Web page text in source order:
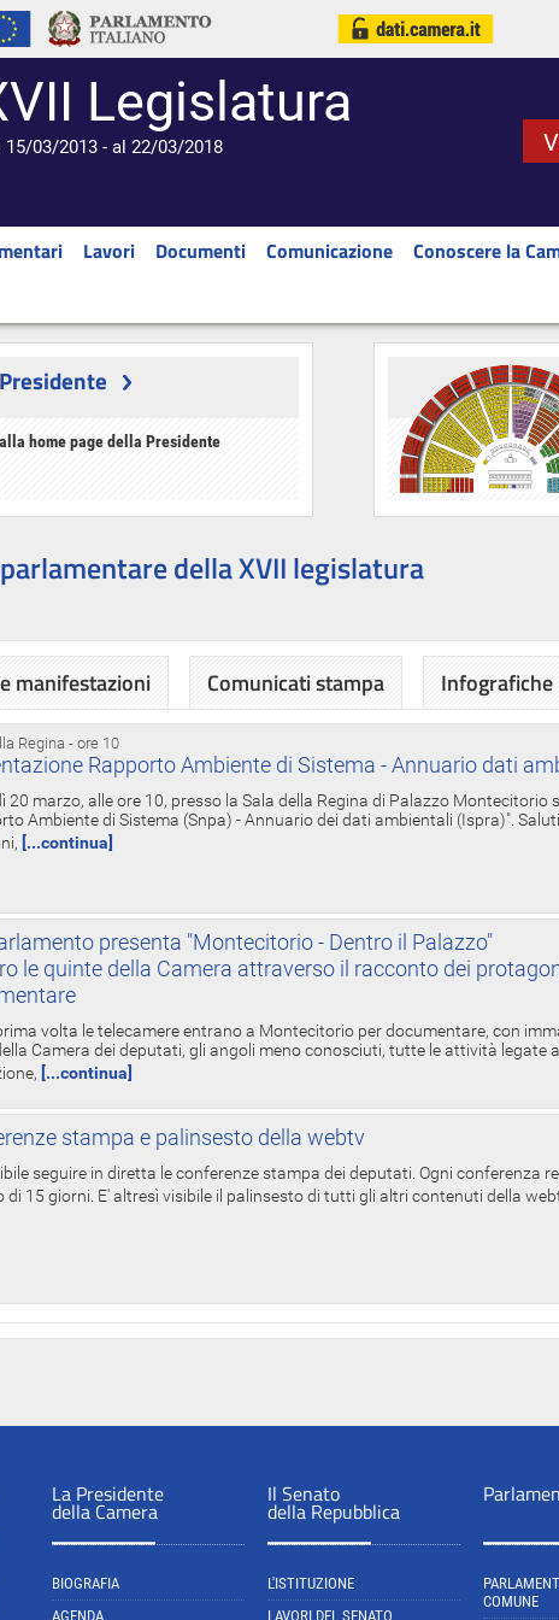
Legislatura
15/03/2013 - al 22/03/2018
Lavori Documenti Comunicazione Conoscere la
home page della Presidente
della XVII legislatura
Regina - ore 10
Rapporto Ambiente di Sistema - Annuario dati
20 marzo, alle ore 10, presso la Sala della Regina di Palazzo Montecitorio
Ambiente di Sistema (Snpa) - Annuario dei dati ambientali (Ispra)".
[...continua]
presenta "Montecitorio - Dentro il Palazzo"
le quinte della Camera attraverso il racconto dei
volta le telecamere entrano a Montecitorio per documentare, con
Camera dei deputati, gli angoli meno conosciuti, tutte le attività legate
[...continua]
stampa e palinsesto della webtv
seguire in diretta le conferenze stampa dei deputati. Ogni conferenza
di 15 giorni. E' altresì visibile il palinsesto di tutti gli altri contenuti della
manifestazioni Comunicati stampa Infografiche
La Presidente
della Camera
BIOGRAFIA
AGENDA
Il Senato
della Repubblica
L'ISTITUZIONE
LAVORI DEL SENATO
COMUNE